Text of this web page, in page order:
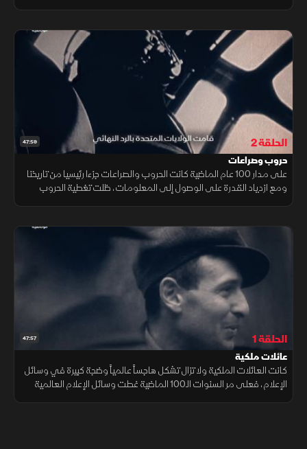
47:59 الحلقة 2
حروب وصراعات
على مدار 100 عام الماضية كانت الحروب والصراعات جزءا رئيسيا من تاريخنا
ومع ازدياد القدرة على الوصول إلى المعلومات، ظلت تغطية الحروب
47:57 الحلقة 1
عائلات ملكية
كانت العائلات الملكية ولا تزال تشكل هاجساً عالمياً وضجة كبيرة في وسائل
الإعلام، فعلى مر السنوات الـ100 الماضية غطت وسائل الإعلام العالمية